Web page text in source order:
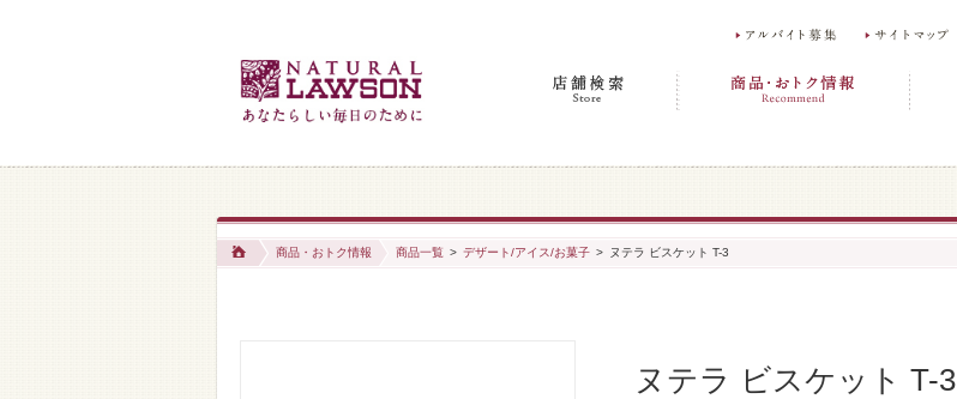
商品・おトク情報 商品一覧 > デザート/アイス/お菓子 > ヌテラ ビスケット T-3
ヌテラ ビスケット T-3